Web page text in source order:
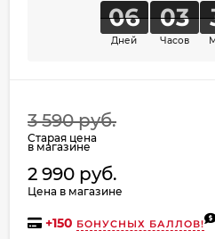
06
Дней
03
Часов
3 590 руб.
Старая цена
в магазине
2 990 руб.
Цена в магазине
+150 БОНУСНЫХ БАЛЛОВ!
об оплате Плайтом
25
2 недели